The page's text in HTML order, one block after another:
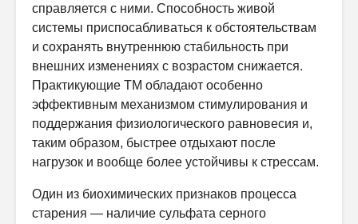
справляется с ними. Способность живой
системы приспосабливаться к обстоятельствам
и сохранять внутреннюю стабильность при
внешних изменениях с возрастом снижается.
Практикующие ТМ обладают особенно
эффективным механизмом стимулирования и
поддержания физиологического равновесия и,
таким образом, быстрее отдыхают после
нагрузок и вообще более устойчивы к стрессам.
Один из биохимических признаков процесса
старения — наличие сульфата серного